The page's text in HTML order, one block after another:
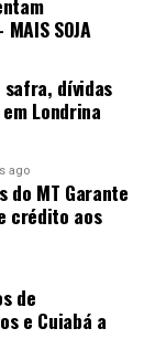
brasileiro.
chegou.
das
resultado,
um problema
SOJA
dívidas
Londrina
ago
do MT Garante
crédito aos
de
e Cuiabá a